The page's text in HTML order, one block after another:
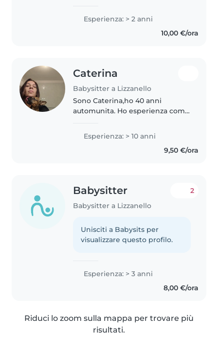
sono presa cura di un bimbo di 1
anno e di uno di 4 anni, entrambi
Esperienza: > 2 anni
10,00 €/ora
Caterina
Babysitter a Lizzanello
Sono Caterina,ho 40 anni
automunita. Ho esperienza come
Esperienza: > 10 anni
9,50 €/ora
Babysitter
Babysitter a Lizzanello
2
Unisciti a Babysits per
visualizzare questo profilo.
Esperienza: > 3 anni
8,00 €/ora
Riduci lo zoom sulla mappa per trovare più
risultati.